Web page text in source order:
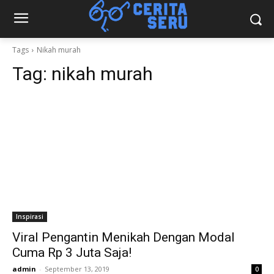
Tags Nikah murah
Tag: nikah murah
Inspirasi
Viral Pengantin Menikah Dengan Modal
Cuma Rp 3 Juta Saja!
admin - September 13, 2019 0